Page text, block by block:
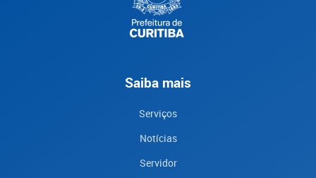
Saiba mais
Serviços
Notícias
Servidor